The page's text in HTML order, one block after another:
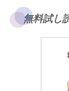
無料試し